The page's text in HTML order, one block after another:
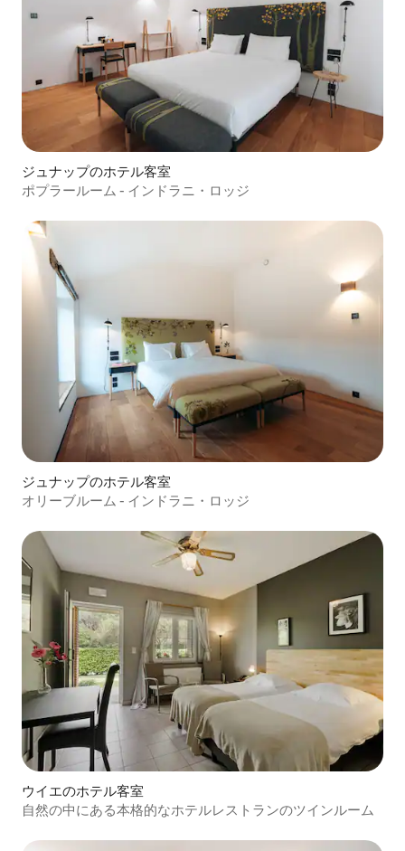
ジュナップのホテル客室
ポプラールーム - インドラニ・ロッジ
ジュナップのホテル客室
オリーブルーム - インドラニ・ロッジ
ウイエのホテル客室
自然の中にある本格的なホテルレストランのツインルーム